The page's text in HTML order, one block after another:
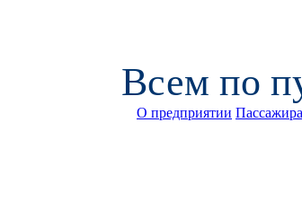
Всем по
О предприятии